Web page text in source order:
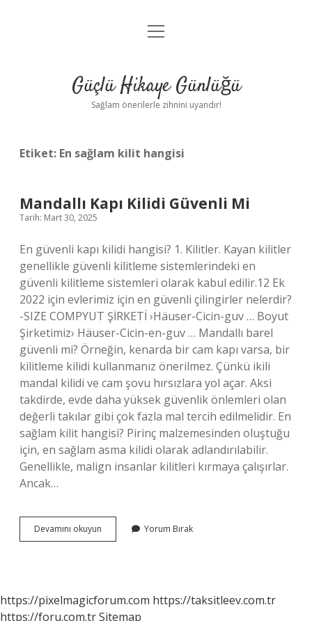
Anasayfa
Yasal Uyarı
menüyü
Güçlü Hikaye Günlüğü
Sağlam önerilerle zihnini uyandır!
Etiket: En sağlam kilit hangisi
Mandallı Kapı Kilidi Güvenli Mi
Tarih: Mart 30, 2025
En güvenli kapı kilidi hangisi? 1. Kilitler. Kayan kilitler
genellikle güvenli kilitleme sistemlerindeki en
güvenli kilitleme sistemleri olarak kabul edilir.12 Ek
2022 için evlerimiz için en güvenli çilingirler nelerdir?
-SIZE COMPYUT ŞİRKETİ ›Häuser-Cicin-guv … Boyut
Şirketimiz› Häuser-Cicin-en-guv … Mandallı barel
güvenli mi? Örneğin, kenarda bir cam kapı varsa, bir
kilitleme kilidi kullanmanız önerilmez. Çünkü ikili
mandal kilidi ve cam şovu hırsızlara yol açar. Aksi
takdirde, evde daha yüksek güvenlik önlemleri olan
değerli takılar gibi çok fazla mal tercih edilmelidir. En
sağlam kilit hangisi? Pirinç malzemesinden oluştuğu
için, en sağlam asma kilidi olarak adlandırılabilir.
Genellikle, malign insanlar kilitleri kırmaya çalışırlar.
Ancak…
Devamını okuyun Mandallı
Kapı
Yorum Bırak
https://pixelmagicforum.com https://taksitleev.com.tr
https://foru.com.trSitemap